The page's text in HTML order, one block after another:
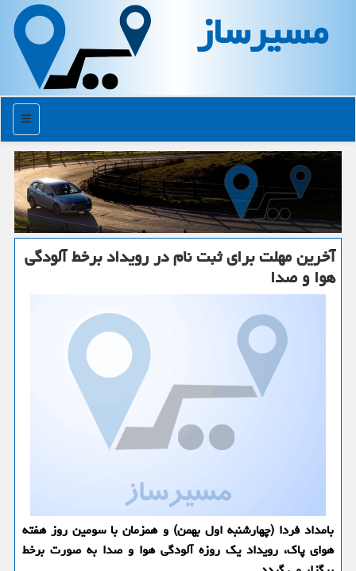
مسیرساز
منو
آخرین مهلت برای ثبت نام در رویداد برخط آلودگی
هوا و صدا
بامداد فردا (چهارشنبه اول بهمن) و همزمان با سومین روز هفته
هوای پاک، رویداد یک روزه آلودگی هوا و صدا به صورت برخط